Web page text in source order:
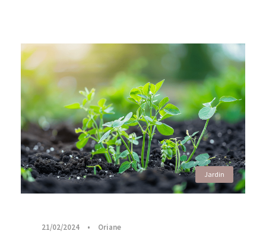
Jardin
21/02/2024 • Oriane